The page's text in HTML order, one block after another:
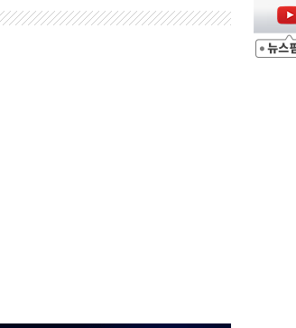
스턴디지털·샌디스크↓
강세
상한가…마진 잔액은 사상 최고
입이 더 큰 변수"
해야"
약카르텔이 습득해 전투 활용